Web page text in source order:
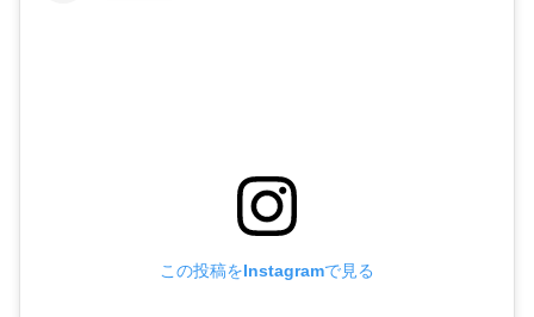
この投稿をInstagramで見る